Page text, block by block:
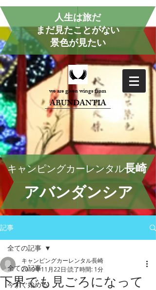
人生は旅だ
まだ見たことがない
景色が見たい
we are given wings from
ABUNDANTIA
キャンピングカーレンタル長崎
アバンダンシア
記事
全ての記事
今すぐ始める
全ての記事
下界でも見ごろになって
キャンピングカーレンタル長崎
2019年11月22日 読了時間: 1分